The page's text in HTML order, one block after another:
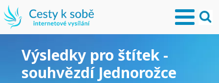
Výsledky pro štítek -
souhvězdí Jednorožce